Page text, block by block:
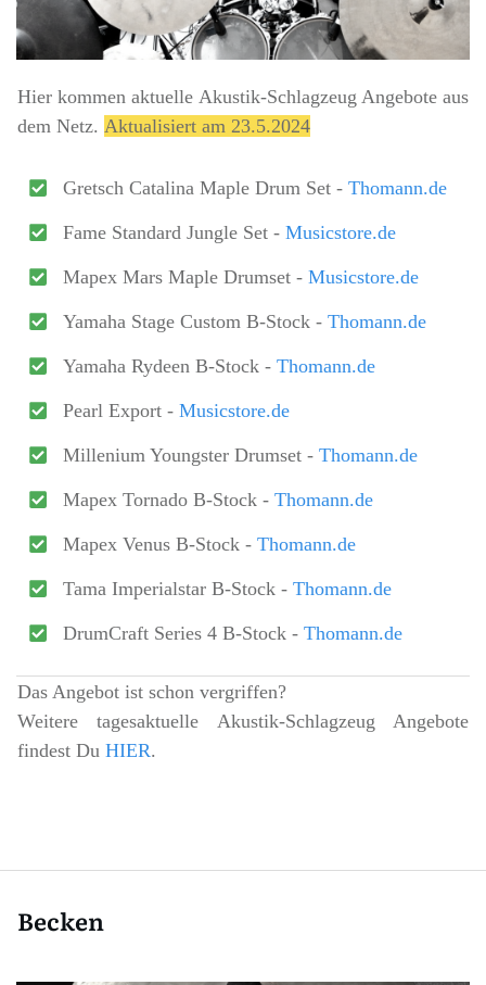
Hier kommen aktuelle Akustik-Schlagzeug Angebote aus
dem Netz. Aktualisiert am 23.5.2024
Gretsch Catalina Maple Drum Set - Thomann.de
Fame Standard Jungle Set - Musicstore.de
Mapex Mars Maple Drumset - Musicstore.de
Yamaha Stage Custom B-Stock - Thomann.de
Yamaha Rydeen B-Stock - Thomann.de
Pearl Export - Musicstore.de
Millenium Youngster Drumset - Thomann.de
Mapex Tornado B-Stock - Thomann.de
Mapex Venus B-Stock - Thomann.de
Tama Imperialstar B-Stock - Thomann.de
DrumCraft Series 4 B-Stock - Thomann.de
Das Angebot ist schon vergriffen?
Weitere tagesaktuelle Akustik-Schlagzeug Angebote
findest Du HIER.
Becken